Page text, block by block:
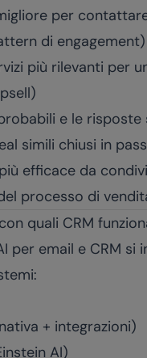
per
di engagement)
più rilevanti per
e le risposte
simili chiusi in
efficace da
processo di
quali CRM
per email e CRM si
+ integrazioni)
AI)